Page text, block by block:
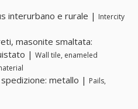
interurbano e rurale | Intercity
masonite smaltata:
| Wall tile, enameled
metallo | Pails,